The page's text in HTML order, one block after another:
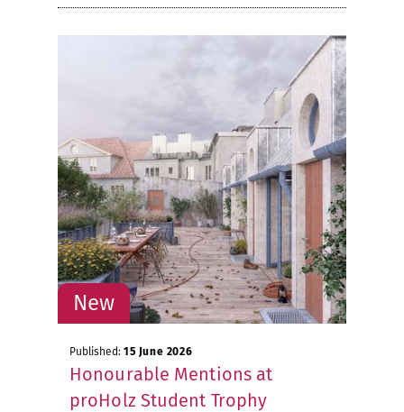
Published: 15 June 2026
Honourable Mentions at
proHolz Student Trophy